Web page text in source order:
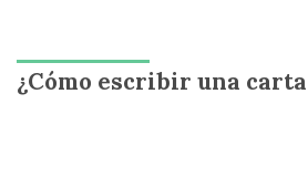
¿Cómo escribir una